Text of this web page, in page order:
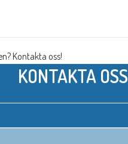
Kontakta oss!
KONTAKTA OSS